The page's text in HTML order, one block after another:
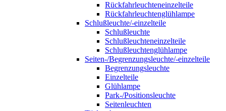
Rückfahrleuchteneinzelteile
Rückfahrleuchtenglühlampe
Schlußleuchte/-einzelteile
Schlußleuchte
Schlußleuchteneinzelteile
Schlußleuchtenglühlampe
Seiten-/Begrenzungsleuchte/-einzelteile
Begrenzungsleuchte
Einzelteile
Glühlampe
Park-/Positionsleuchte
Seitenleuchten